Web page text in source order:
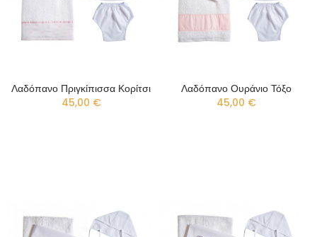
Λαδόπανο Πριγκίπισσα Κορίτσι
45,00 €
Λαδόπανο Ουράνιο Τόξο
45,00 €